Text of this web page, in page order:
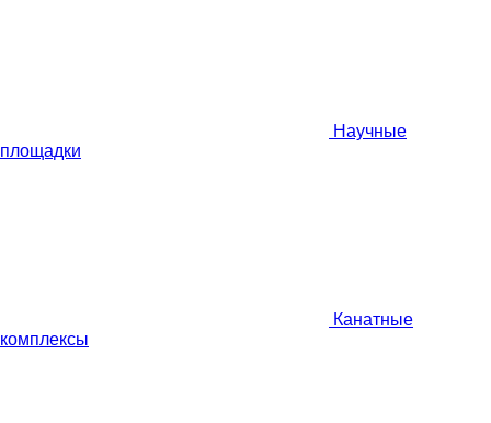
Научные
площадки
Канатные
комплексы